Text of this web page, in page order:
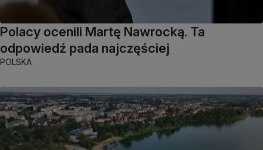
Polacy ocenili Martę Nawrocką. Ta
odpowiedź pada najczęściej
POLSKA